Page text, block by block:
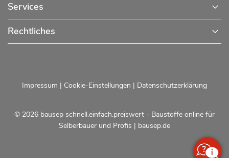
Services
Rechtliches
© 2026 bausep schnell.einfach.preiswert - Baustoffe online für
Selberbauer und Profis | bausep.de
Impressum | Cookie-Einstellungen | Datenschutzerklärung